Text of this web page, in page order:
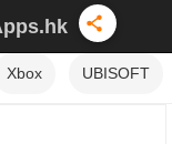
Xbox UBISOFT